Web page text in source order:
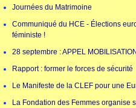
Journées du Matrimoine
Communiqué du HCE - Élections
féministe !
28 septembre : APPEL
Rapport : former le forces de sécurité
Le Manifeste de la CLEF pour une
La Fondation des Femmes organise